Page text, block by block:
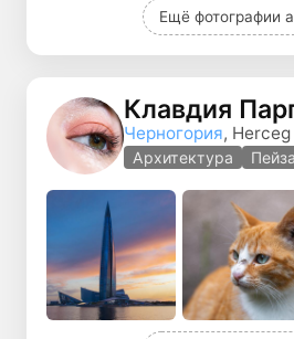
Ещё фотографии
Клавдия
Черногория,
Архитектура